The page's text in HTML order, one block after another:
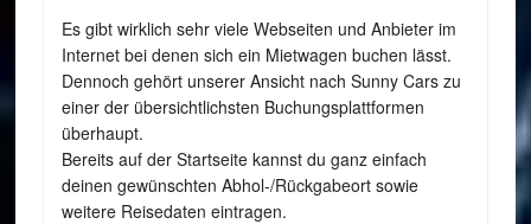
Es gibt wirklich sehr viele Webseiten und Anbieter im
Internet bei denen sich ein Mietwagen buchen lässt.
Dennoch gehört unserer Ansicht nach Sunny Cars zu
einer der übersichtlichsten Buchungsplattformen
überhaupt.
Bereits auf der Startseite kannst du ganz einfach
deinen gewünschten Abhol-/Rückgabeort sowie
weitere Reisedaten eintragen.